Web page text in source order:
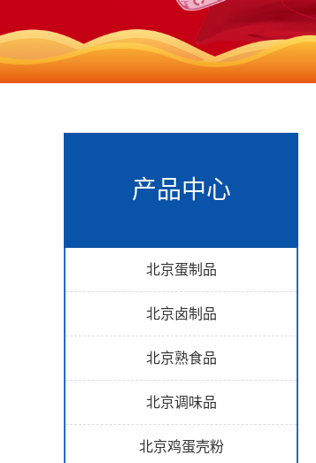
产品中心
北京蛋制品
北京卤制品
北京熟食品
北京调味品
北京鸡蛋壳粉